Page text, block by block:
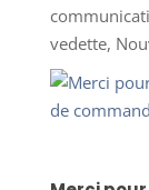
vedette,